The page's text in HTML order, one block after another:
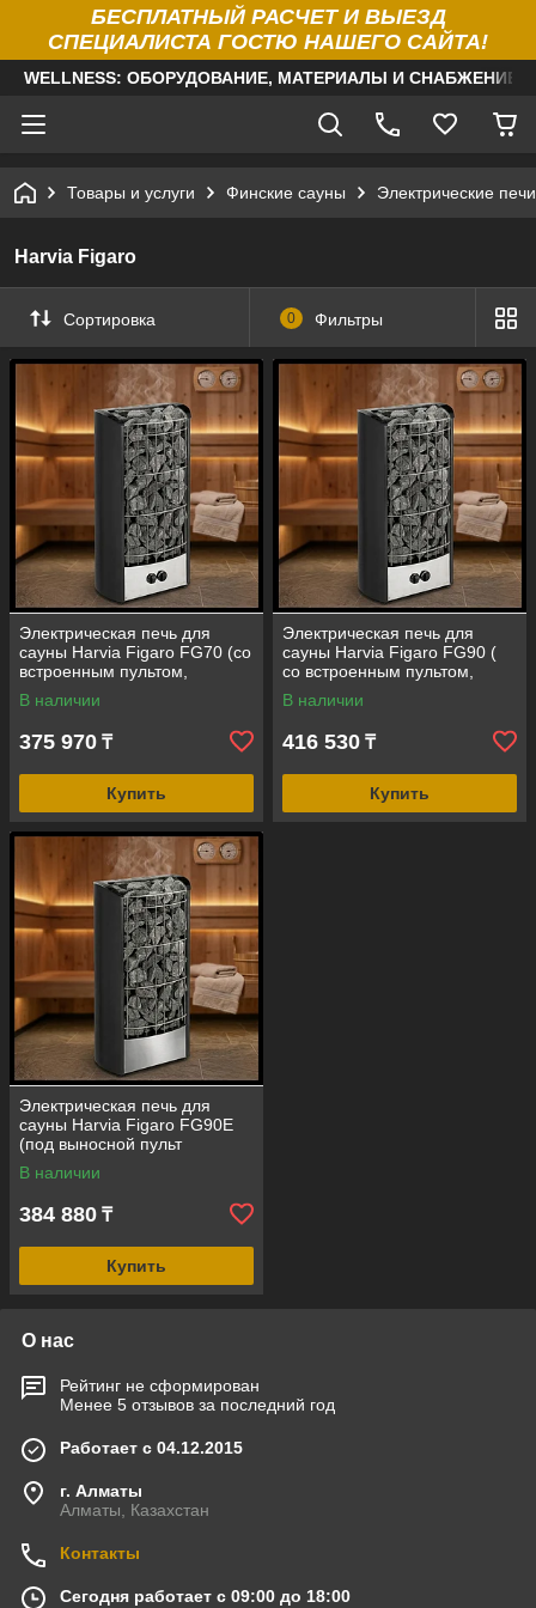
БЕСПЛАТНЫЙ РАСЧЕТ И ВЫЕЗД
СПЕЦИАЛИСТА ГОСТЮ НАШЕГО САЙТА!
WELLNESS: ОБОРУДОВАНИЕ, МАТЕРИАЛЫ И
Товары и услуги Финские сауны Электрические
Harvia Figaro
Сортировка 0 Фильтры
Электрическая печь для
сауны Harvia Figaro FG70 (со
встроенным пультом,
мощность=7 кВт, объем=6-10
м3)
В наличии
375 970 ₸
Купить
Электрическая печь для
сауны Harvia Figaro FG90 (
со встроенным пультом,
мощность=9 кВт, объем=8-14
м3)
В наличии
416 530 ₸
Купить
Электрическая печь для
сауны Harvia Figaro FG90E
(под выносной пульт
управления,мощность=9
кВт,объем=8-14 м3)
В наличии
384 880 ₸
Купить
О нас
Рейтинг не сформирован
Менее 5 отзывов за последний год
Работает с 04.12.2015
г. Алматы
Алматы, Казахстан
Контакты
Сегодня работает с 09:00 до 18:00